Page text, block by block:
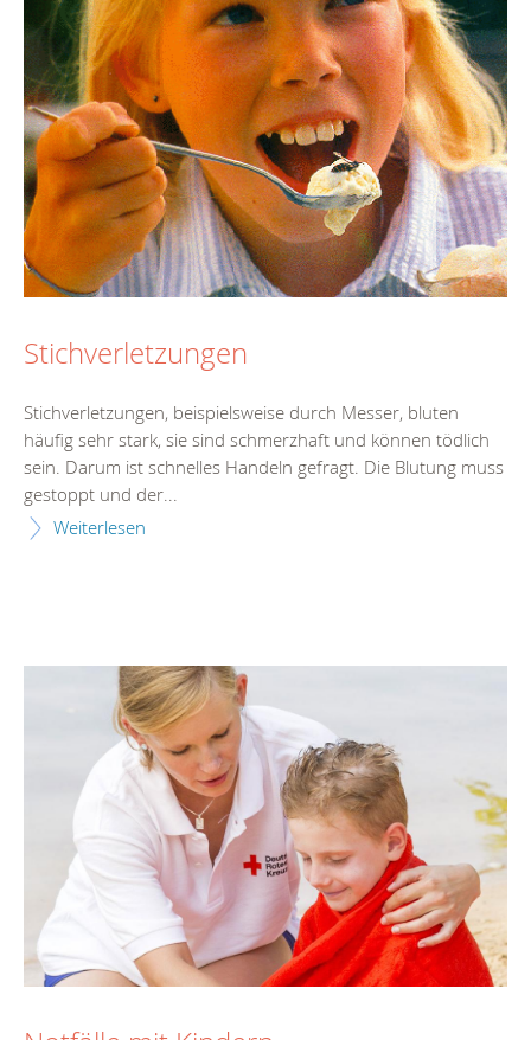
Stichverletzungen
Stichverletzungen, beispielsweise durch Messer, bluten
häufig sehr stark, sie sind schmerzhaft und können tödlich
sein. Darum ist schnelles Handeln gefragt. Die Blutung muss
gestoppt und der...
Weiterlesen